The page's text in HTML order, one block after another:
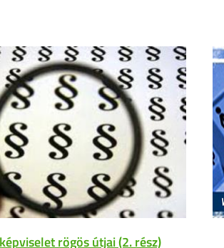
rögös útjai (2. rész)